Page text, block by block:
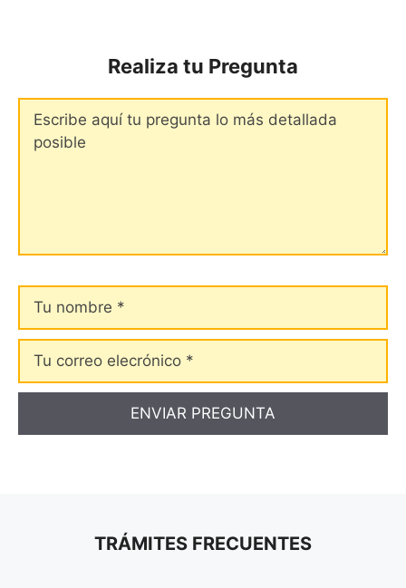
Realiza tu Pregunta
nombre
Tu
correo
elecrónico
TRÁMITES FRECUENTES